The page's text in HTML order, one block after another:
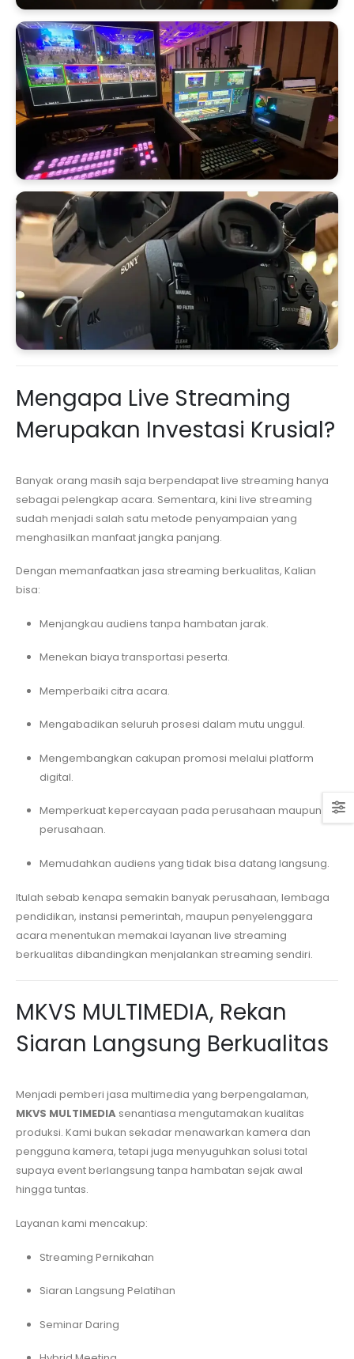
Mengapa Live Streaming
Merupakan Investasi Krusial?
Banyak orang masih saja berpendapat live streaming hanya
sebagai pelengkap acara. Sementara, kini live streaming
sudah menjadi salah satu metode penyampaian yang
menghasilkan manfaat jangka panjang.
Dengan memanfaatkan jasa streaming berkualitas, Kalian
bisa:
Menjangkau audiens tanpa hambatan jarak.
Menekan biaya transportasi peserta.
Memperbaiki citra acara.
Mengabadikan seluruh prosesi dalam mutu unggul.
Mengembangkan cakupan promosi melalui platform
digital.
Memperkuat kepercayaan pada perusahaan maupun
perusahaan.
Memudahkan audiens yang tidak bisa datang langsung.
Itulah sebab kenapa semakin banyak perusahaan, lembaga
pendidikan, instansi pemerintah, maupun penyelenggara
acara menentukan memakai layanan live streaming
berkualitas dibandingkan menjalankan streaming sendiri.
MKVS MULTIMEDIA, Rekan
Siaran Langsung Berkualitas
Menjadi pemberi jasa multimedia yang berpengalaman,
MKVS MULTIMEDIA senantiasa mengutamakan kualitas
produksi. Kami bukan sekadar menawarkan kamera dan
pengguna kamera, tetapi juga menyuguhkan solusi total
supaya event berlangsung tanpa hambatan sejak awal
hingga tuntas.
Layanan kami mencakup:
Streaming Pernikahan
Siaran Langsung Pelatihan
Seminar Daring